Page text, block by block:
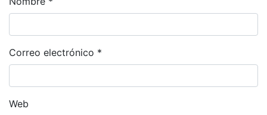
Correo electrónico *
Web